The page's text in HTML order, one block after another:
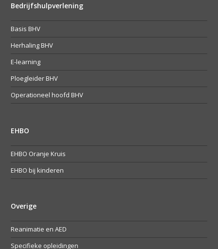
Bedrijfshulpverlening
Basis BHV
Herhaling BHV
E-learning
Ploegleider BHV
Operationeel hoofd BHV
EHBO
EHBO Oranje Kruis
EHBO bij kinderen
Overige
Reanimatie en AED
Specifieke opleidingen